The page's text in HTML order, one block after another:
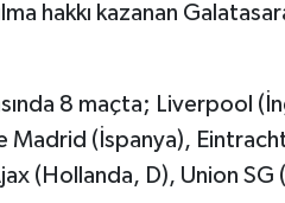
hakkı kazanan
8 maçta;
(İspanya),
(Hollanda, D), Union SG